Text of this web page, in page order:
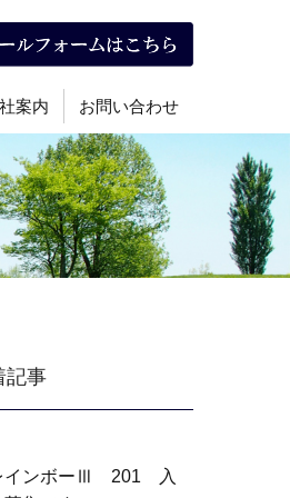
案内 お問い合わせ
記事
インボーⅢ 201 入